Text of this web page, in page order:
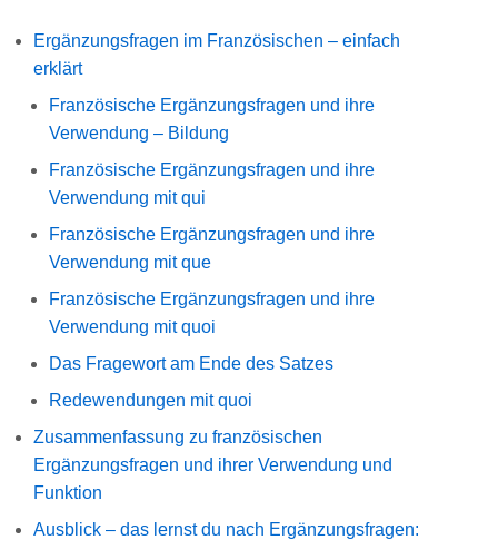
Ergänzungsfragen im Französischen – einfach
erklärt
Französische Ergänzungsfragen und ihre
Verwendung – Bildung
Französische Ergänzungsfragen und ihre
Verwendung mit qui
Französische Ergänzungsfragen und ihre
Verwendung mit que
Französische Ergänzungsfragen und ihre
Verwendung mit quoi
Das Fragewort am Ende des Satzes
Redewendungen mit quoi
Zusammenfassung zu französischen
Ergänzungsfragen und ihrer Verwendung und
Funktion
Ausblick – das lernst du nach Ergänzungsfragen: